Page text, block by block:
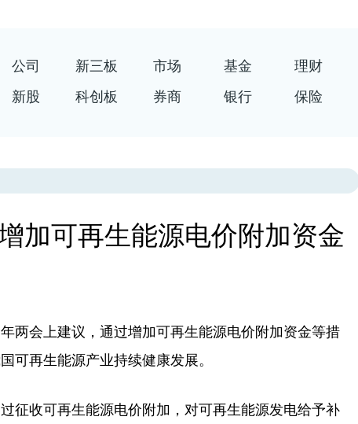
公司 新三板 市场 基金 理财
新股 科创板 券商 银行 保险
加可再生能源电价附加资金
会上建议，通过增加可再生能源电价附加资金等措
可再生能源产业持续健康发展。
收可再生能源电价附加，对可再生能源发电给予补